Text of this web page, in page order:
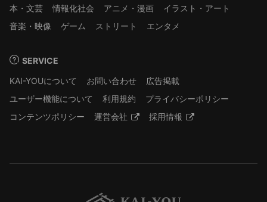
本・文芸
情報化社会 アニメ・漫画
イラスト・アート
音楽・映像
ゲーム ストリート エンタメ
SERVICE
KAI-YOUについて
お問い合わせ
広告掲載
ユーザー機能について
利用規約
プライバシーポリシー
コンテンツポリシー
運営会社 採用情報